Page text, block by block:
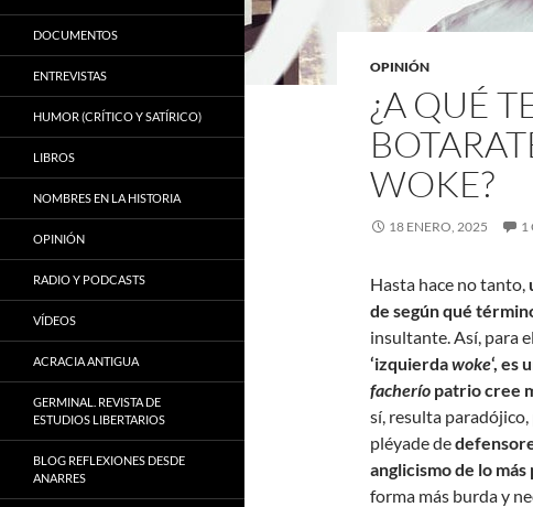
OPINIÓN
¿A QUÉ
WOKE?
18 ENERO, 2025 1
Hasta hace no tanto,
de según qué
insultante. Así, para
‘izquierdawoke‘, es
facherío patrio cree
sí, resulta
pléyade de
anglicismo de lo
forma más burda y
DOCUMENTOS
ENTREVISTAS
HUMOR (CRÍTICO Y SATÍRICO)
LIBROS
NOMBRES EN LA HISTORIA
OPINIÓN
RADIO Y PODCASTS
VÍDEOS
ACRACIA ANTIGUA
GERMINAL. REVISTA DE
ESTUDIOS LIBERTARIOS
BLOG REFLEXIONES DESDE
ANARRES